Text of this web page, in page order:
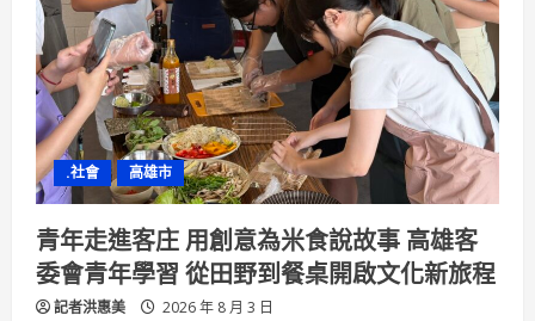
國
技
能
競
賽
高
餐
大
附
中
勇
奪
「旅
館
接
待」
全
國
第
.社會 高雄市
青年走進客庄 用創意為米食說故事 高雄客
委會青年學習 從田野到餐桌開啟文化新旅程
記者洪惠美 2026 年 8 月 3 日